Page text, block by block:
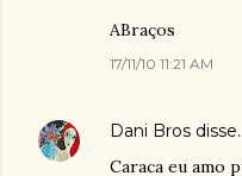
ABraços
17/11/10 11:21 AM
Dani Bros
Caraca eu amo